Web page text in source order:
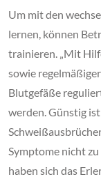
Um mit den
lernen, können
trainieren. „Mit
sowie
Blutgefäße
werden. Günstig
Symptome nicht
haben sich das